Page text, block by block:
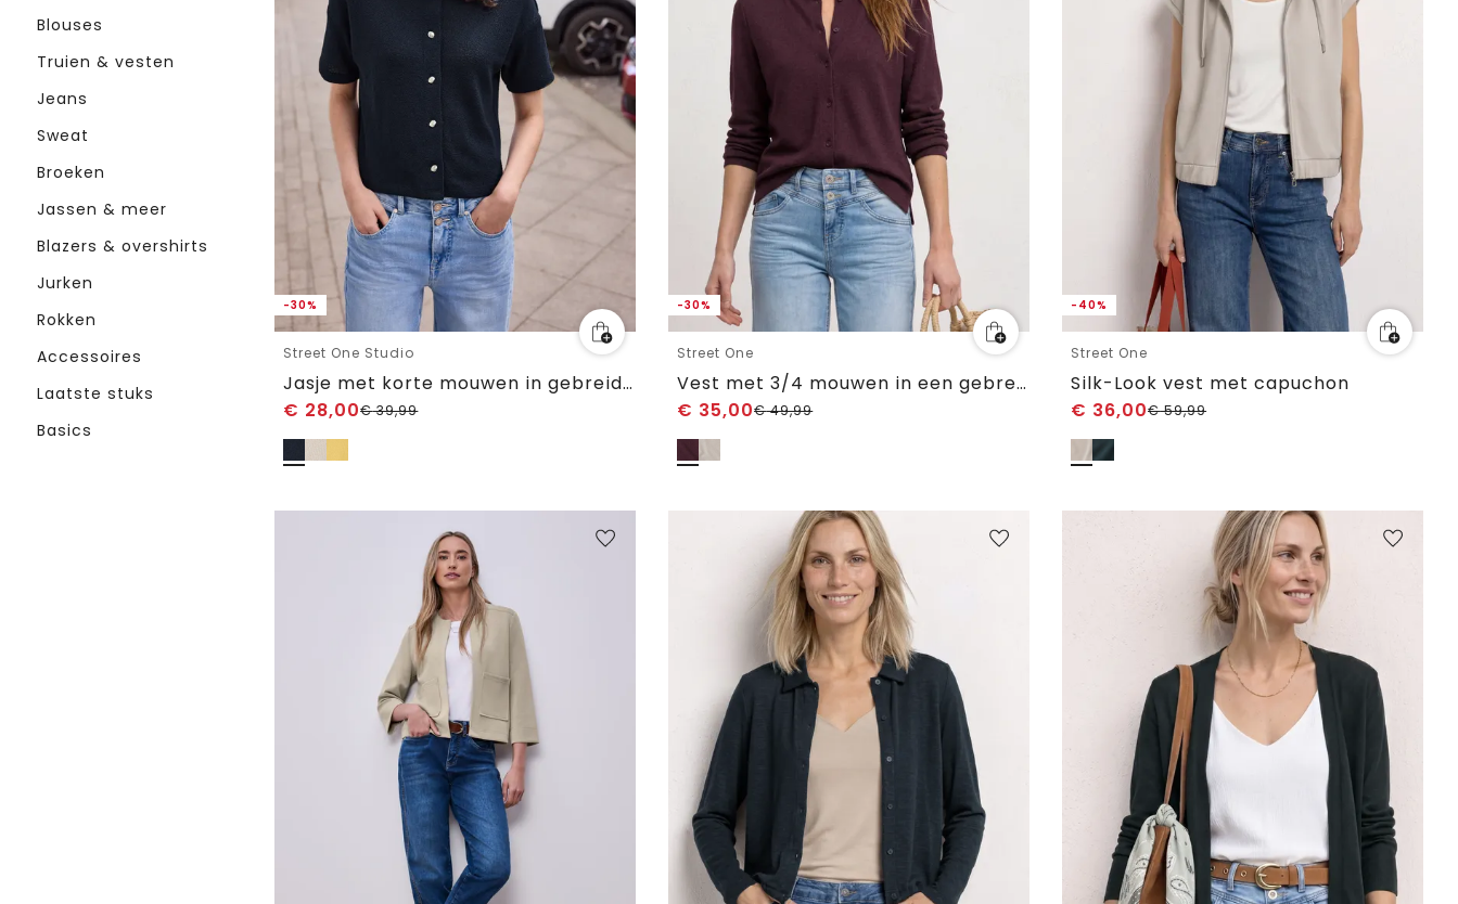
Blouses
Truien & vesten
Jeans
Sweat
Broeken
Jassen & meer
Blazers & overshirts
Jurken
Rokken
Accessoires
Laatste stuks
Basics
-30%
Street One Studio
Jasje met korte mouwen in gebreide look en ronde hals
€ 28,00€39,99
-30%
Street One
Vest met 3/4 mouwen in een gebreide look
€ 35,00€49,99
-40%
Street One
Silk-Look vest met capuchon
€ 36,00€59,99